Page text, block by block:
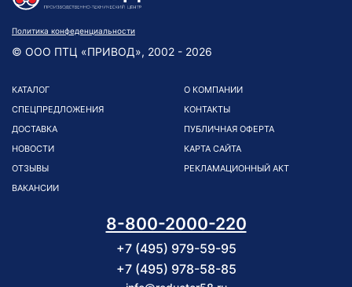
Политика конфеденциальности
© ООО ПТЦ «ПРИВОД», 2002 - 2026
КАТАЛОГ
СПЕЦПРЕДЛОЖЕНИЯ
ДОСТАВКА
НОВОСТИ
ОТЗЫВЫ
ВАКАНСИИ
О КОМПАНИИ
КОНТАКТЫ
ПУБЛИЧНАЯ ОФЕРТА
КАРТА САЙТА
РЕКЛАМАЦИОННЫЙ АКТ
8-800-2000-220
+7 (495) 979-59-95
+7 (495) 978-58-85